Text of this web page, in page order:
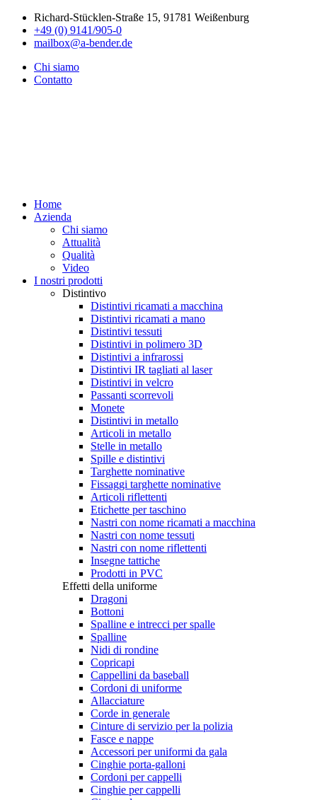
Richard-Stücklen-Straße 15, 91781 Weißenburg
+49 (0) 9141/905-0
mailbox@a-bender.de
Chi siamo
Contatto
Home
Azienda
Chi siamo
Attualità
Qualità
Video
I nostri prodotti
Distintivo
Distintivi ricamati a macchina
Distintivi ricamati a mano
Distintivi tessuti
Distintivi in polimero 3D
Distintivi a infrarossi
Distintivi IR tagliati al laser
Distintivi in velcro
Passanti scorrevoli
Monete
Distintivi in metallo
Articoli in metallo
Stelle in metallo
Spille e distintivi
Targhette nominative
Fissaggi targhette nominative
Articoli riflettenti
Etichette per taschino
Nastri con nome ricamati a macchina
Nastri con nome tessuti
Nastri con nome riflettenti
Insegne tattiche
Prodotti in PVC
Effetti della uniforme
Dragoni
Bottoni
Spalline e intrecci per spalle
Spalline
Nidi di rondine
Copricapi
Cappellini da baseball
Cordoni di uniforme
Allacciature
Corde in generale
Cinture di servizio per la polizia
Fasce e nappe
Accessori per uniformi da gala
Cinghie porta-galloni
Cordoni per cappelli
Cinghie per cappelli